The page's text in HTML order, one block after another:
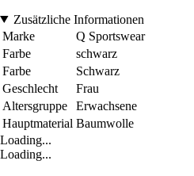
Zusätzliche Informationen
Marke
Q Sportswear
Farbe
schwarz
Farbe
Schwarz
Geschlecht
Frau
Altersgruppe
Erwachsene
Hauptmaterial Baumwolle
Loading...
Loading...